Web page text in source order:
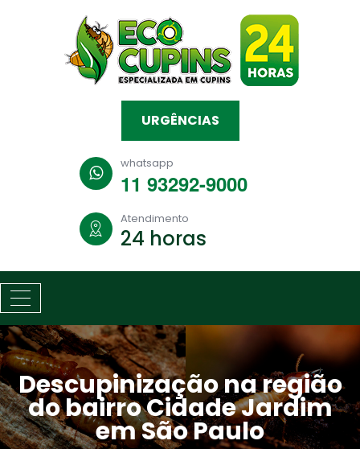
URGÊNCIAS
whatsapp
11 93292-9000
Atendimento
24 horas
Descupinização na região
do bairro Cidade Jardim
em São Paulo